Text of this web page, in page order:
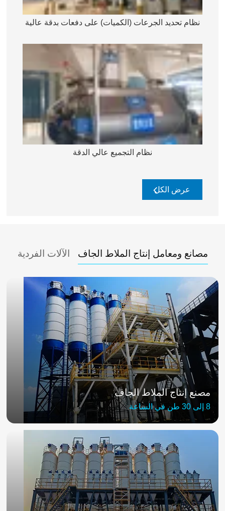
نظام تحديد الجرعات (الكميات) على دفعات بدقة عالية
نظام التجميع عالي الدقة
عرض الكل
مصانع ومعامل إنتاج الملاط الجاف الآلات الفردية
مصنع إنتاج الملاط الجاف
8 إلى 30 طن في الساعة